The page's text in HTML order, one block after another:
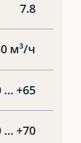
7.8
м³/ч
… +65
… +70